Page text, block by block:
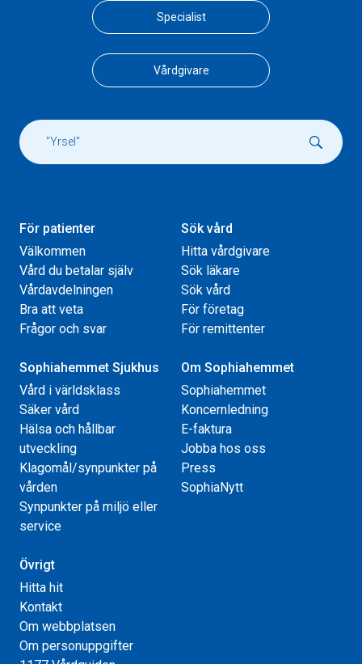
Specialist
Vårdgivare
För patienter
Välkommen
Vård du betalar själv
Vårdavdelningen
Bra att veta
Frågor och svar
Sök vård
Hitta vårdgivare
Sök läkare
Sök vård
För företag
För remittenter
Sophiahemmet Sjukhus
Vård i världsklass
Säker vård
Hälsa och hållbar
utveckling
Klagomål/synpunkter på
vården
Synpunkter på miljö eller
service
Om Sophiahemmet
Sophiahemmet
Koncernledning
E-faktura
Jobba hos oss
Press
SophiaNytt
Övrigt
Hitta hit
Kontakt
Om webbplatsen
Om personuppgifter